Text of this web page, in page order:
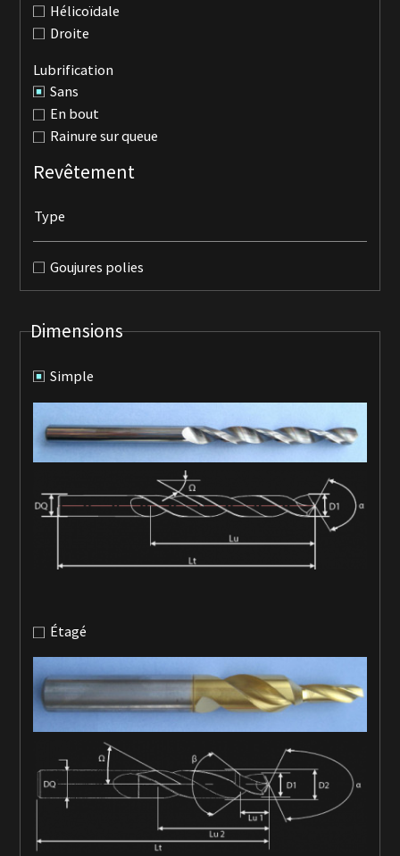
Accueil
Notre société
Nos services
Devis
Contact
Hélicoïdale
Droite
Lubrification
Sans
En bout
Rainure sur queue
Revêtement
Type
Goujures polies
Dimensions
Simple
Étagé